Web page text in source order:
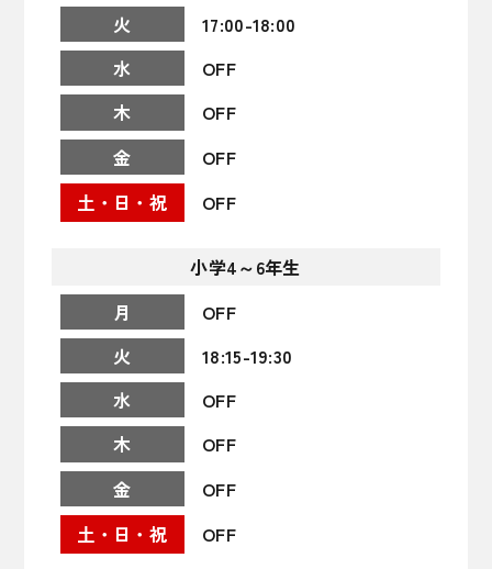
17:00-18:00
OFF
OFF
OFF
OFF
小学4～6年生
OFF
18:15-19:30
OFF
OFF
OFF
OFF